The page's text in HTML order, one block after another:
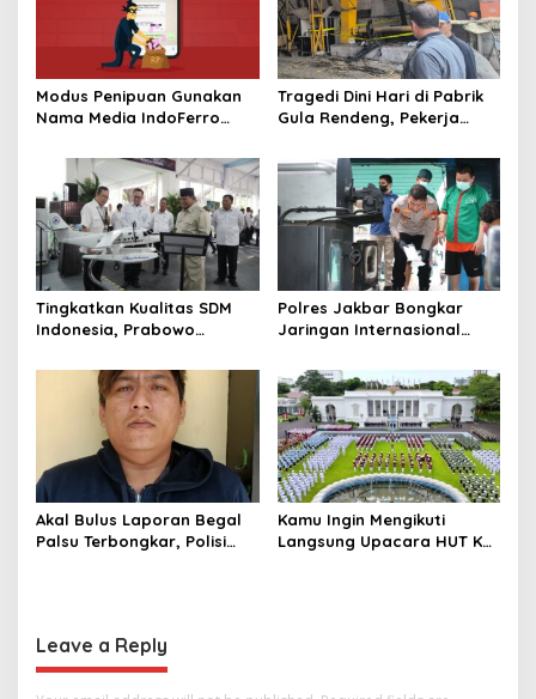
Modus Penipuan Gunakan
Nama Media IndoFerro
Waspadalah!
Tragedi Dini Hari di Pabrik
Gula Rendeng, Pekerja
Pengangkat Tebu
Tingkatkan Kualitas SDM
Indonesia, Prabowo
hingga Undang Universitas
Terbaik Dunia
Polres Jakbar Bongkar
Jaringan Internasional
Narkoba, 7 Tersangka
Diringkus dan Barang Bukti
1,1 Ton Rp119 Miliar
Dimusnahkan
Akal Bulus Laporan Begal
Palsu Terbongkar, Polisi
Kamu Ingin Mengikuti
Langsung Upacara HUT Ke-
Leave a Reply